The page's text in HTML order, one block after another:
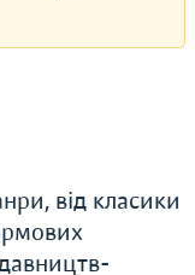
від класики